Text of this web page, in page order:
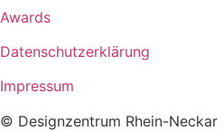
Awards
Datenschutzerklärung
Impressum
© Designzentrum Rhein-Neckar